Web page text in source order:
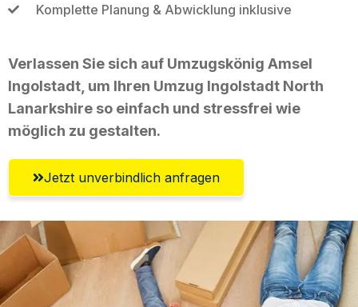
Komplette Planung & Abwicklung inklusive
Verlassen Sie sich auf Umzugskönig Amsel
Ingolstadt, um Ihren Umzug Ingolstadt North
Lanarkshire so einfach und stressfrei wie
möglich zu gestalten.
Jetzt unverbindlich anfragen